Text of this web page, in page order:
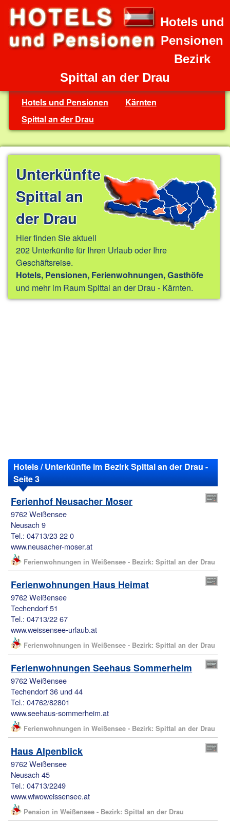
Hotels und
Pensionen
Bezirk
Spittal an der Drau
Hotels und Pensionen
Kärnten
Spittal an der Drau
Unterkünfte
Spittal an
der Drau
Hier finden Sie aktuell
202 Unterkünfte für Ihren Urlaub oder Ihre
Geschäftsreise.
Hotels, Pensionen, Ferienwohnungen, Gasthöfe
und mehr im Raum Spittal an der Drau - Kärnten.
Hotels / Unterkünfte im Bezirk Spittal an der Drau -
Seite 3
Ferienhof Neusacher Moser
9762 Weißensee
Neusach 9
Tel.: 04713/23 22 0
www.neusacher-moser.at
Ferienwohnungen in Weißensee - Bezirk: Spittal an der Drau
Ferienwohnungen Haus Heimat
9762 Weißensee
Techendorf 51
Tel.: 04713/22 67
www.weissensee-urlaub.at
Ferienwohnungen in Weißensee - Bezirk: Spittal an der Drau
Ferienwohnungen Seehaus Sommerheim
9762 Weißensee
Techendorf 36 und 44
Tel.: 04762/82801
www.seehaus-sommerheim.at
Ferienwohnungen in Weißensee - Bezirk: Spittal an der Drau
Haus Alpenblick
9762 Weißensee
Neusach 45
Tel.: 04713/2249
www.wiwoweissensee.at
Pension in Weißensee - Bezirk: Spittal an der Drau